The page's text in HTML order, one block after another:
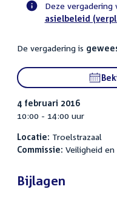
activiteit
Deze vergadering
asielbeleid
De vergadering is
4 februari 2016
10:00 - 14:00 uur
Locatie: Troelstrazaal
Commissie: Veiligheid
Bijlagen